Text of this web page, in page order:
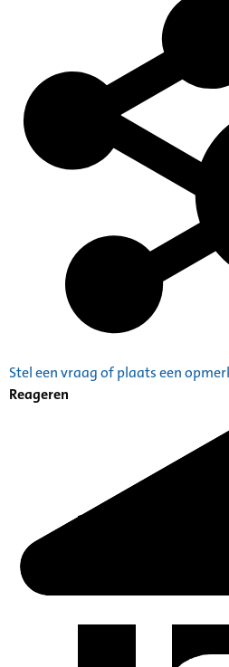
Stel een vraag of plaats een
Reageren